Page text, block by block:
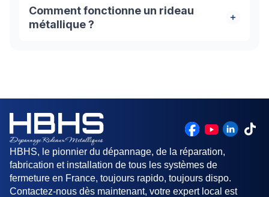
Pour tendre ou retendre le volet, il faut faire
pivoter l’axe dans le sens de la descente de la
grille. En effectuant ce mouvement, vous allez
Comment fonctionne un rideau
métallique ?
HBHS, le pionnier du dépannage, de la réparation,
fabrication et installation de tous les systèmes de
fermeture en France, toujours rapido, toujours dispo.
Contactez-nous dès maintenant, votre expert local est